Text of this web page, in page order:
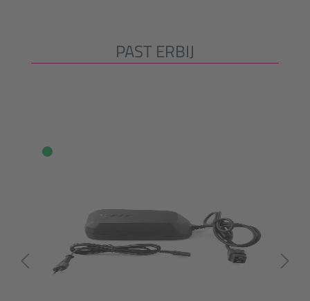
Productgalerij overslaanPAST ERBIJ